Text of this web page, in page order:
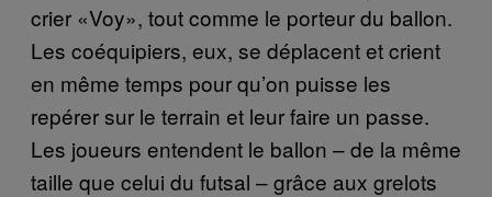
crier «Voy», tout comme le porteur du ballon.
Les coéquipiers, eux, se déplacent et crient
en même temps pour qu’on puisse les
repérer sur le terrain et leur faire un passe.
Les joueurs entendent le ballon – de la même
taille que celui du futsal – grâce aux grelots